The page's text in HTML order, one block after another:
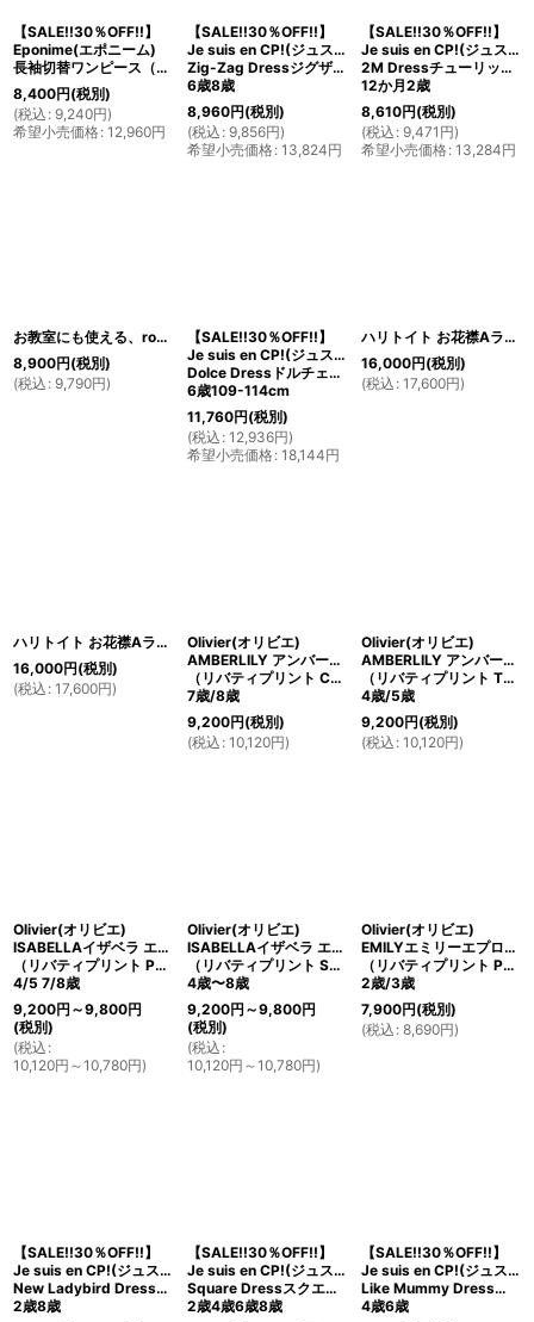
【SALE!!30％OFF!!】
Eponime(エポニーム)
長袖切替ワンピース（リバティプリント Hesketh ヘスケス） 4歳6歳
8,400円(税別)
(税込 : 9,240円)
希望小売価格: 12,960円
【SALE!!30％OFF!!】
Je suis en CP!(ジュスィザンセーペー)
Zig-Zag Dressジグザグドレス(異素材リバティプリントトゥルーリー・スクランプシャス Truly Scrumptious)
6歳8歳
8,960円(税別)
(税込 : 9,856円)
希望小売価格: 13,824円
【SALE!!30％OFF!!】
Je suis en CP!(ジュスィザンセーペー)
2M Dressチューリップシルエットドレス(リバティ×ヘリンボーン)
12か月2歳
8,610円(税別)
(税込 : 9,471 円)
希望小売価格: 13,284円
お教室にも使える、rose desbois(ローズ デボワ) PIPERリバティプリントワンピース(グレー×リバティ)2歳90cm
8,900円(税別)
(税込 : 9,790円)
【SALE!!30％OFF!!】
Je suis en CP!(ジュスィザンセーペー)
Dolce Dressドルチェドレス(インディゴ×リバティプリント リディアLydia)
6歳109-114cm
11,760円(税別)
(税込 : 12,936円)
希望小売価格: 18,144円
ハリトイト お花襟Aラインワンピ リバティ ワイルドフラワーズ Wild Flowers付け襟120-130cm
16,000円(税別)
(税込 : 17,600円)
ハリトイト お花襟Aラインワンピ リバティ マーガレットアニー Margaret Annie付け襟(ペールグリーン)100-110cm
16,000円(税別)
(税込 : 17,600円)
Olivier(オリビエ)
AMBERLILY アンバーリリー サマードレス
（リバティプリント Capel Grey カペル・グレー）
7歳/8歳
9,200円(税別)
(税込 : 10,120円)
Olivier(オリビエ)
AMBERLILY アンバーリリー サマードレス
（リバティプリント Theo Pale Pink Linen セオペールピンク）
4歳/5歳
9,200円(税別)
(税込 : 10,120円)
Olivier(オリビエ)
ISABELLAイザベラ エプロンワンピース
（リバティプリント Primula Blossom プリムラ・ブロッサム）
4/5 7/8歳
9,200円 ～9,800円
(税別)
(税込 :
10,120円 ～10,780円)
Olivier(オリビエ)
ISABELLAイザベラ エプロンワンピース
（リバティプリント Swirling Petals スワイリング・ペタルス）
4歳〜8歳
9,200円 ～9,800円
(税別)
(税込 :
10,120円 ～10,780円)
Olivier(オリビエ)
EMILYエミリーエプロンワンピース・ブルマ付
（リバティプリント Primula Blossom プリムラ・ブロッサム）
2歳/3歳
7,900円(税別)
(税込 : 8,690円)
【SALE!!30％OFF!!】
Je suis en CP!(ジュスィザンセーペー)
New Ladybird Dressレディバードドレス(リバティプリントSummer Blooms サマー・ブルームス)
2歳8歳
【SALE!!30％OFF!!】
Je suis en CP!(ジュスィザンセーペー)
Square Dressスクエアドレス(リバティプリント Land of Dreams ランド・オブ・ドリームズ)
2歳4歳6歳8歳
【SALE!!30％OFF!!】
Je suis en CP!(ジュスィザンセーペー)
Like Mummy Dressライクマミードレス(リバティプリント Land of Dreamsランド・オブ・ドリームズ)
4歳6歳